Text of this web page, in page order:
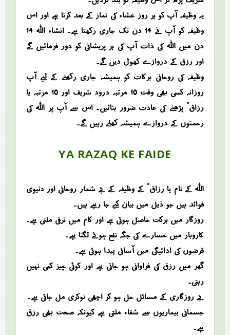
یہ وظیفہ آپ کو ہر روز عشاء کی نماز کے بعد کرنا ہے اور اس
وظیفہ کو آپ نے 14 دن تک جاری رکھنا ہے۔ انشاء اللہ 14
دن میں اللہ کی ذات آپ کی ہر پریشانی کو دور فرمائیں گے
اور رزق کے دروازے کھول دیں گے۔
وظیفہ کی روحانی برکات کو ہمیشہ جاری رکھنے کے لیے آپ
روزانہ کسی بھی وقت 10 مرتبہ درود شریف اور 10 مرتبہ “یا
رزاق” پڑھنے کی عادت ضرور بنائیں۔ اس سے آپ پر اللہ کی
رحمتوں کے دروازے ہمیشہ کھلے رہیں گے۔
YA RAZAQ KE FAIDE
اللہ کے نام “یا رزاق” کے وظیفہ کے بے شمار روحانی اور دنیوی
فوائد ہیں جو ذیل میں بیان کیے جا رہے ہیں۔
روزگار میں برکت حاصل ہوتی ہے اور کام میں ترقی ملتی ہے۔
کاروبار میں خسارے کی جگہ نفع ہونے لگتا ہے۔
قرضوں کی ادائیگی میں آسانی پیدا ہوتی ہے۔
گھر میں رزق کی فراوانی ہو جاتی ہے اور کوئی چیز کمی نہیں
رہتی۔
بے روزگاری کے مسائل حل ہو کر اچھی نوکری مل جاتی ہے۔
جسمانی بیماریوں سے شفاء ملتی ہے کیونکہ صحت بھی رزق
ہے۔